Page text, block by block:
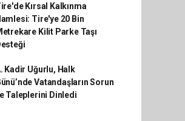
Kırsal Kalkınma
Tire'ye 20 Bin
Kilit Parke Taşı
Kadir Uğurlu, Halk
Vatandaşların Sorun
Taleplerini Dinledi